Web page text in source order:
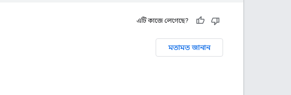
এটি কাজে লেগেছে?
মতামত জানান